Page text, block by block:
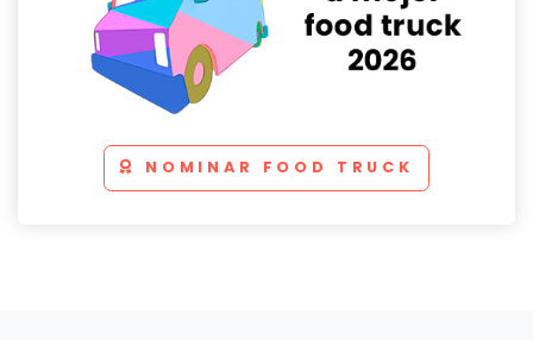
NOMINAR FOOD TRUCK